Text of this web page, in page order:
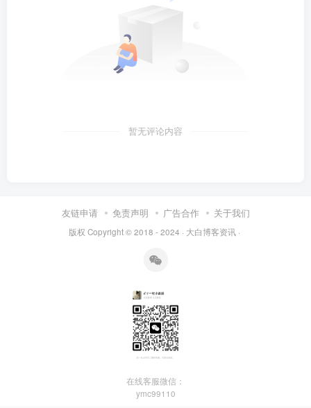
暂无评论内容
友链申请 免责声明 广告合作 关于我们
版权 Copyright © 2018 - 2024 · 大白博客资讯 ·
在线客服微信：
ymc99110